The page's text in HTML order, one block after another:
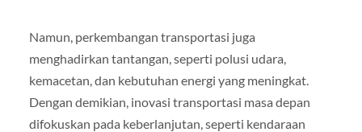
Namun, perkembangan transportasi juga
menghadirkan tantangan, seperti polusi udara,
kemacetan, dan kebutuhan energi yang meningkat.
Dengan demikian, inovasi transportasi masa depan
difokuskan pada keberlanjutan, seperti kendaraan